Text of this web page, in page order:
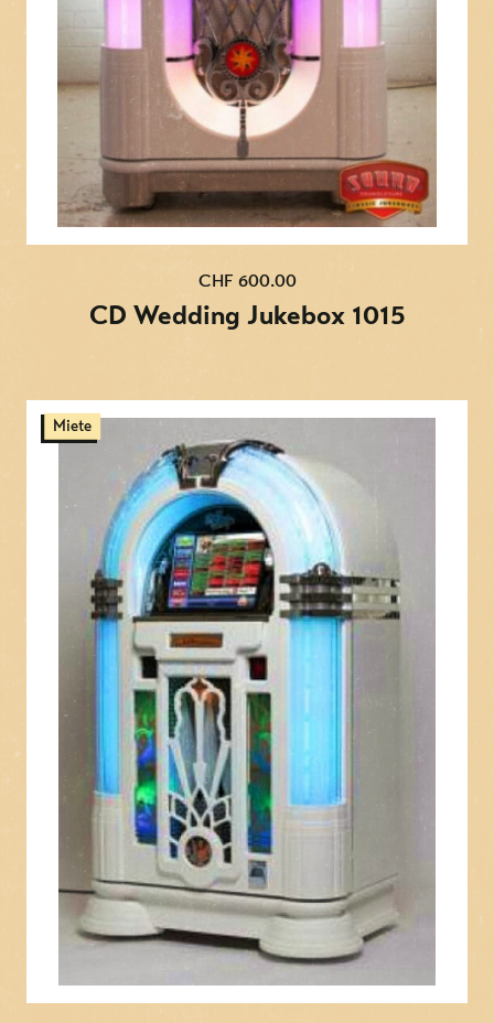
CHF 600.00
CD Wedding Jukebox 1015
Miete